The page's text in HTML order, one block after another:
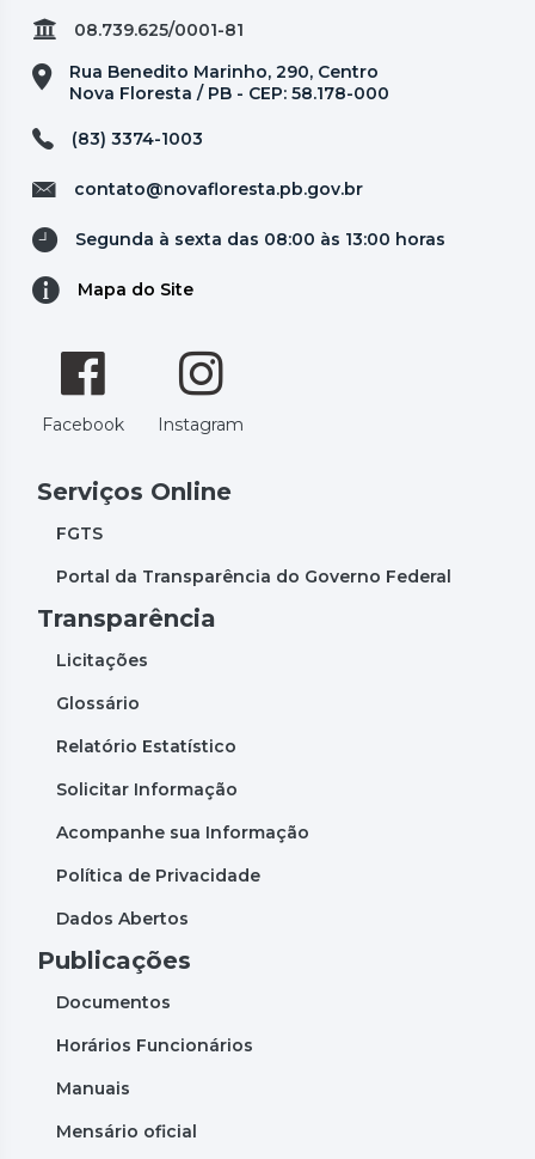
08.739.625/0001-81
Rua Benedito Marinho, 290, Centro
Nova Floresta / PB - CEP: 58.178-000
(83) 3374-1003
contato@novafloresta.pb.gov.br
Segunda à sexta das 08:00 às 13:00 horas
Mapa do Site
Facebook Instagram
Serviços Online
FGTS
Portal da Transparência do Governo Federal
Transparência
Licitações
Glossário
Relatório Estatístico
Solicitar Informação
Acompanhe sua Informação
Política de Privacidade
Dados Abertos
Publicações
Documentos
Horários Funcionários
Manuais
Mensário oficial